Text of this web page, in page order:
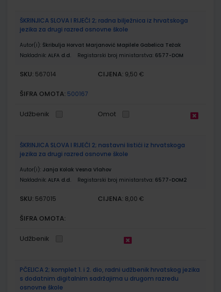
ŠKRINJICA SLOVA I RIJEČI 2; radna bilježnica iz hrvatskoga
jezika za drugi razred osnovne škole
Autor(i): Škribulja Horvat Marjanović Mapilele Gabelica Težak
Nakladnik: ALFA d.d. Registarski broj ministarstva: 6577-DOM
SKU: 567014 CIJENA: 9,50 €
ŠIFRA OMOTA: 500167
Udžbenik Omot
ŠKRINJICA SLOVA I RIJEČI 2; nastavni listići iz hrvatskoga
jezika za drugi razred osnovne škole
Autor(i): Janja Kolak Vesna Vlahov
Nakladnik: ALFA d.d. Registarski broj ministarstva: 6577-DOM2
SKU: 567015 CIJENA: 8,00 €
ŠIFRA OMOTA:
Udžbenik
PČELICA 2; komplet 1. i 2. dio, radni udžbenik hrvatskog jezika
s dodatnim digitalnim sadržajima u drugom razredu
osnovne škole